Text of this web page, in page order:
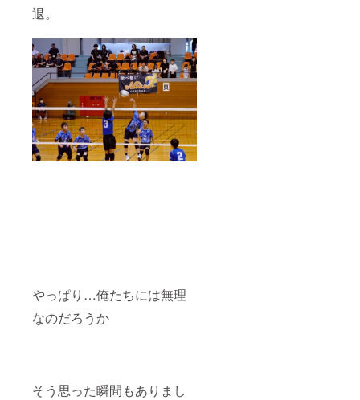
退。
やっぱり…俺たちには無理
なのだろうか
そう思った瞬間もありまし